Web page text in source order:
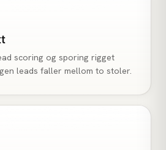
scoring og sporing rigget
leads faller mellom to stoler.